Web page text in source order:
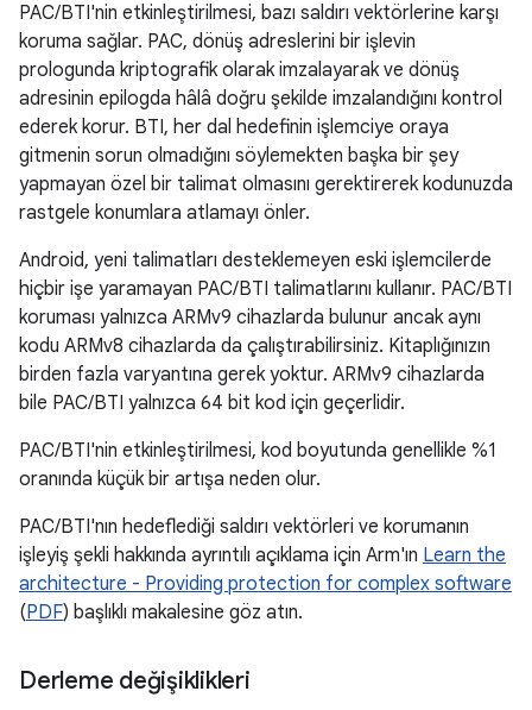
PAC/BTI'nin etkinleştirilmesi, bazı saldırı vektörlerine karşı
koruma sağlar. PAC, dönüş adreslerini bir işlevin
prologunda kriptografik olarak imzalayarak ve dönüş
adresinin epilogda hâlâ doğru şekilde imzalandığını kontrol
ederek korur. BTI, her dal hedefinin işlemciye oraya
gitmenin sorun olmadığını söylemekten başka bir şey
yapmayan özel bir talimat olmasını gerektirerek kodunuzda
rastgele konumlara atlamayı önler.
Android, yeni talimatları desteklemeyen eski işlemcilerde
hiçbir işe yaramayan PAC/BTI talimatlarını kullanır. PAC/BTI
koruması yalnızca ARMv9 cihazlarda bulunur ancak aynı
kodu ARMv8 cihazlarda da çalıştırabilirsiniz. Kitaplığınızın
birden fazla varyantına gerek yoktur. ARMv9 cihazlarda
bile PAC/BTI yalnızca 64 bit kod için geçerlidir.
PAC/BTI'nin etkinleştirilmesi, kod boyutunda genellikle %1
oranında küçük bir artışa neden olur.
PAC/BTI'nın hedeflediği saldırı vektörleri ve korumanın
işleyiş şekli hakkında ayrıntılı açıklama için Arm'ın Learn the
architecture - Providing protection for complex software
(PDF) başlıklı makalesine göz atın.
Derleme değişiklikleri